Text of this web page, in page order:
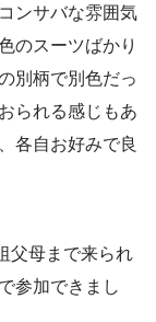
ンサバな雰囲気
のスーツばかり
別柄で別色だっ
られる感じもあ
各自お好みで良
父母まで来られ
参加できまし